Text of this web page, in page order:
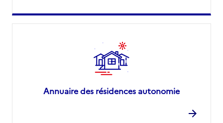
Annuaire des résidences autonomie